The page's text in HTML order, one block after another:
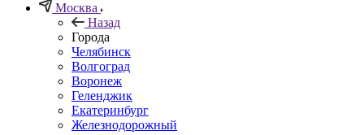
Москва
Назад
Города
Челябинск
Волгоград
Воронеж
Геленджик
Екатеринбург
Железнодорожный